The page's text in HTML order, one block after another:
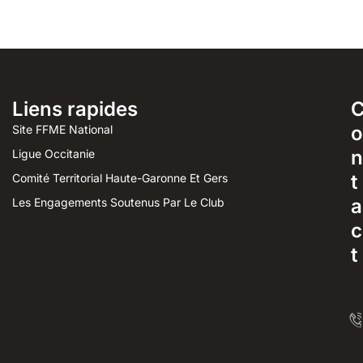
Liens rapides
Site FFME National
Ligue Occitanie
Comité Territorial Haute-Garonne Et Gers
Les Engagements Soutenus Par Le Club
o
n
t
a
c
t